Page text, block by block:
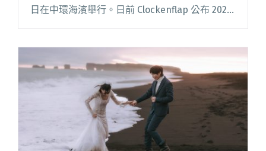
域圖）
日在中環海濱舉行。日前 Clockenflap 公布 2024
演！2024香港音樂節Clockenflap公布完整陣容：
Jack White、Central Cee、櫻坂46、Creepy
Nuts…（新增時間表、場域圖）"